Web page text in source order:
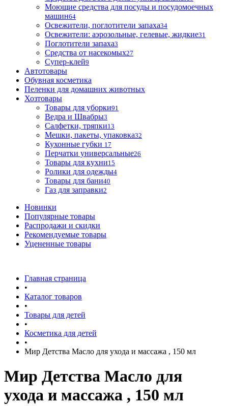
Моющие средства для посуды и посудомоечных
машин64
Освежители, поглотители запаха34
Освежители: аэрозольные, гелевые, жидкие31
Поглотители запаха3
Средства от насекомых27
Супер-клей9
Автотовары
Обувная косметика
Пеленки для домашних животных
Хозтовары
Товары для уборки91
Ведра и Швабры3
Салфетки, тряпки13
Мешки, пакеты, упаковка32
Кухонные губки 17
Перчатки универсальные26
Товары для кухни15
Ролики для одежды4
Товары для бани40
Газ для заправки2
Новинки
Популярные товары
Распродажи и скидки
Рекомендуемые товары
Уцененные товары
Главная страница
•
Каталог товаров
•
Товары для детей
•
Косметика для детей
•
Мир Детства Масло для ухода и массажа , 150 мл
Мир Детства Масло для
ухода и массажа , 150 мл